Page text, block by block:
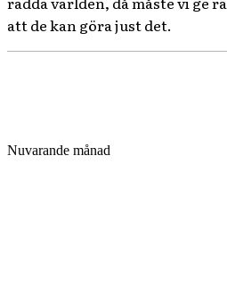
att de kan göra just det.
Nuvarande månad